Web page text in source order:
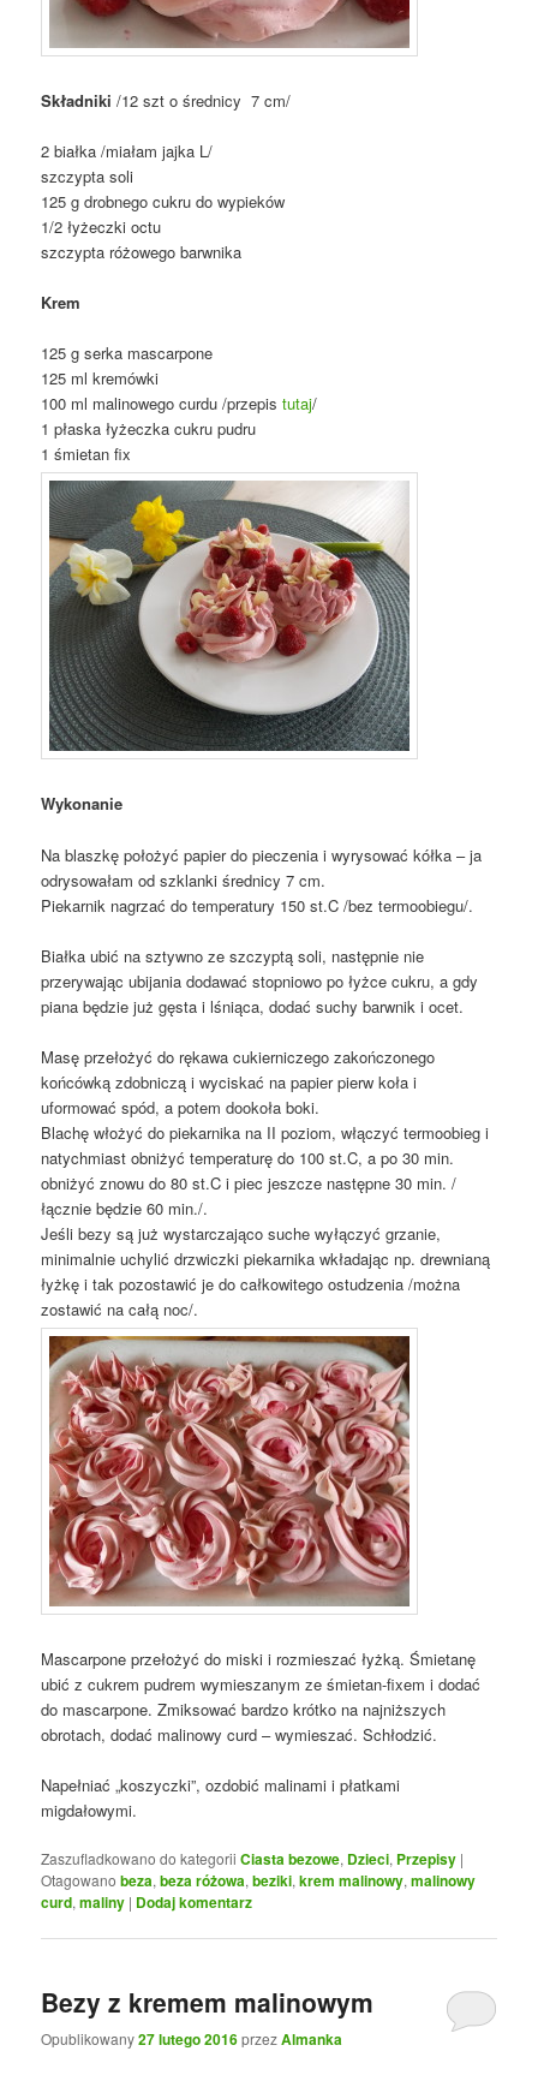
Składniki /12 szt o średnicy 7 cm/
2 białka /miałam jajka L/
szczypta soli
125 g drobnego cukru do wypieków
1/2 łyżeczki octu
szczypta różowego barwnika
Krem
125 g serka mascarpone
125 ml kremówki
100 ml malinowego curdu /przepistutaj/
1 płaska łyżeczka cukru pudru
1 śmietan fix
Wykonanie
Na blaszkę położyć papier do pieczenia i wyrysować kółka – ja
odrysowałam od szklanki średnicy 7 cm.
Piekarnik nagrzać do temperatury 150 st.C /bez termoobiegu/.
Białka ubić na sztywno ze szczyptą soli, następnie nie
przerywając ubijania dodawać stopniowo po łyżce cukru, a gdy
piana będzie już gęsta i lśniąca, dodać suchy barwnik i ocet.
Masę przełożyć do rękawa cukierniczego zakończonego
końcówką zdobniczą i wyciskać na papier pierw koła i
uformować spód, a potem dookoła boki.
Blachę włożyć do piekarnika na II poziom, włączyć termoobieg i
natychmiast obniżyć temperaturę do 100 st.C, a po 30 min.
obniżyć znowu do 80 st.C i piec jeszcze następne 30 min. /
łącznie będzie 60 min./.
Jeśli bezy są już wystarczająco suche wyłączyć grzanie,
minimalnie uchylić drzwiczki piekarnika wkładając np. drewnianą
łyżkę i tak pozostawić je do całkowitego ostudzenia /można
zostawić na całą noc/.
Mascarpone przełożyć do miski i rozmieszać łyżką. Śmietanę
ubić z cukrem pudrem wymieszanym ze śmietan-fixem i dodać
do mascarpone. Zmiksować bardzo krótko na najniższych
obrotach, dodać malinowy curd – wymieszać. Schłodzić.
Napełniać „koszyczki”, ozdobić malinami i płatkami
migdałowymi.
Zaszufladkowano do kategorii Ciasta bezowe, Dzieci, Przepisy |
Otagowano beza,beza różowa,beziki,krem malinowy,malinowy
curd,maliny | Dodaj komentarz
Bezy z kremem malinowym
Opublikowany27 lutego 2016przezAlmanka